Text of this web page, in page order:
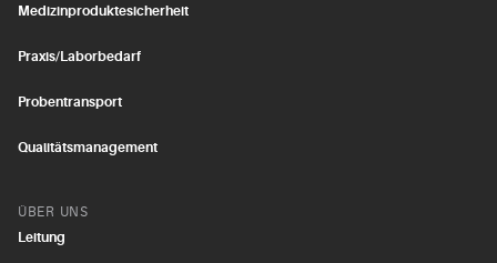
Medizinproduktesicherheit
Praxis/Laborbedarf
Probentransport
Qualitätsmanagement
ÜBER UNS
Leitung